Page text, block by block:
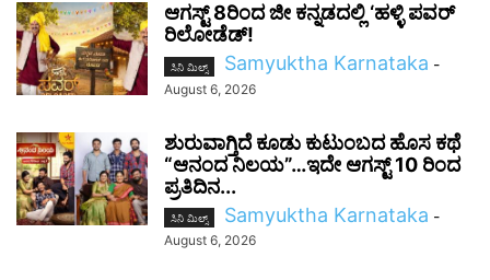
ಆಗಸ್ಟ್ 8ರಿಂದ ಜೀ ಕನ್ನಡದಲ್ಲಿ ‘ಹಳ್ಳಿ ಪವರ್
ರಿಲೋಡೆಡ್!
ಸಿನಿ ಮಿಲ್ಸ್ Samyuktha Karnataka -
August 6, 2026
ಶುರುವಾಗ್ತಿದೆ ಕೂಡು ಕುಟುಂಬದ ಹೊಸ ಕಥೆ
“ಆನಂದ ನಿಲಯ”…ಇದೇ ಆಗಸ್ಟ್ 10 ರಿಂದ
ಪ್ರತಿದಿನ...
ಸಿನಿ ಮಿಲ್ಸ್ Samyuktha Karnataka -
August 6, 2026